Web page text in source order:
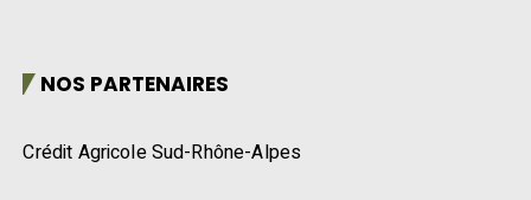
NOS PARTENAIRES
Crédit Agricole Sud-Rhône-Alpes